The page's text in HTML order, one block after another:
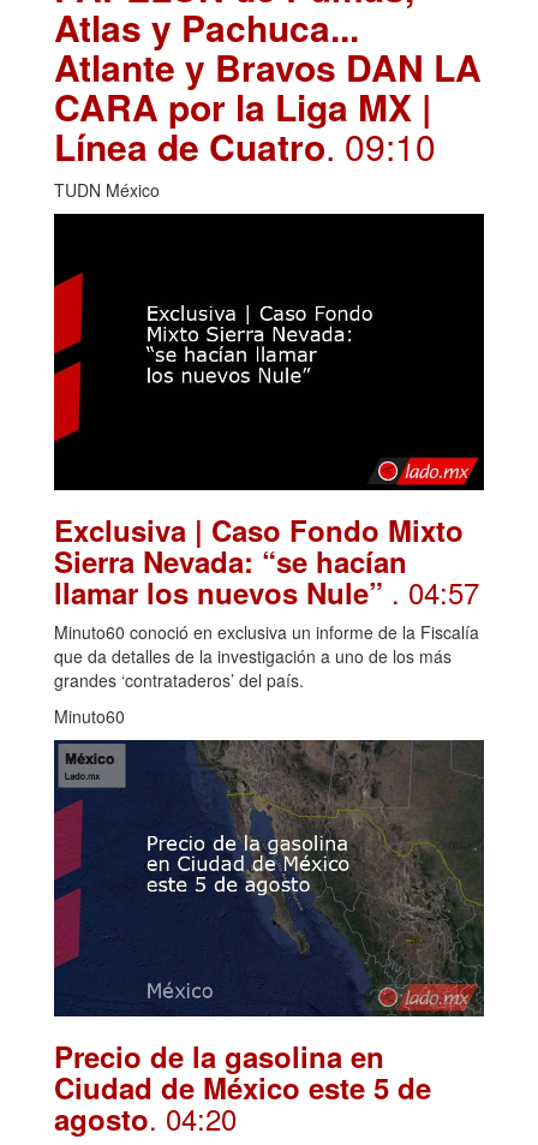
Atlas y Pachuca...
Atlante y Bravos DAN LA
CARA por la Liga MX |
Línea de Cuatro. 09:10
TUDN México
Exclusiva | Caso Fondo Mixto
Sierra Nevada: “se hacían
llamar los nuevos Nule” . 04:57
Minuto60 conoció en exclusiva un informe de la Fiscalía
que da detalles de la investigación a uno de los más
grandes ‘contrataderos’ del país.
Minuto60
Precio de la gasolina en
Ciudad de México este 5 de
agosto. 04:20